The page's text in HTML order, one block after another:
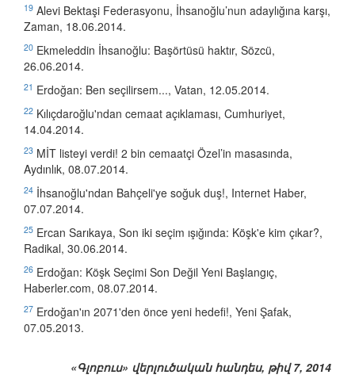
19 Alevi Bektaşi Federasyonu, İhsanoğlu’nun adaylığına karşı,
Zaman, 18.06.2014.
20 Ekmeleddin İhsanoğlu: Başörtüsü haktır, Sözcü,
26.06.2014.
21 Erdoğan: Ben seçilirsem..., Vatan, 12.05.2014.
22 Kılıçdaroğlu'ndan cemaat açıklaması, Cumhuriyet,
14.04.2014.
23 MİT listeyi verdi! 2 bin cemaatçi Özel’in masasında,
Aydınlık, 08.07.2014.
24 İhsanoğlu'ndan Bahçeli'ye soğuk duş!, Internet Haber,
07.07.2014.
25 Ercan Sarıkaya, Son iki seçim ışığında: Köşk'e kim çıkar?,
Radikal, 30.06.2014.
26 Erdoğan: Köşk Seçimi Son Değil Yeni Başlangıç,
Haberler.com, 08.07.2014.
27 Erdoğan'ın 2071'den önce yeni hedefi!, Yeni Şafak,
07.05.2013.
«Գլոբուս» վերլուծական հանդես, թիվ 7, 2014